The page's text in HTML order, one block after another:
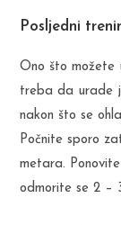
Posljedni
Ono što možete
treba da urade
nakon što se
Počnite sporo
metara.
odmorite se 2 –